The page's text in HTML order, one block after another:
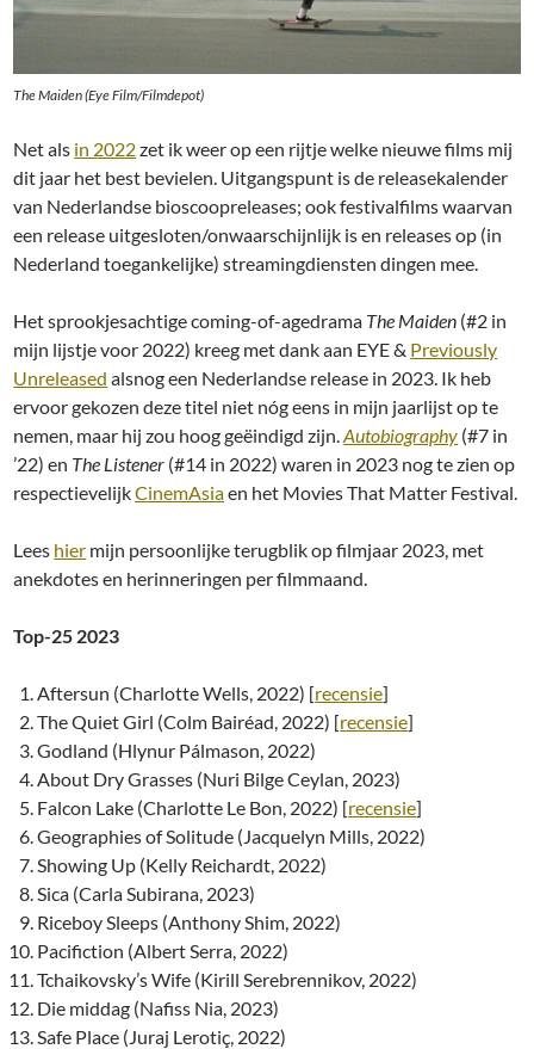
The Maiden (Eye Film/Filmdepot)
Net als in 2022zet ik weer op een rijtje welke nieuwe films mij
dit jaar het best bevielen. Uitgangspunt is de releasekalender
van Nederlandse bioscoopreleases; ook festivalfilms waarvan
een release uitgesloten/onwaarschijnlijk is en releases op (in
Nederland toegankelijke) streamingdiensten dingen mee.
Het sprookjesachtige coming-of-agedrama The Maiden (#2 in
mijn lijstje voor 2022) kreeg met dank aan EYE & Previously
Unreleased alsnog een Nederlandse release in 2023. Ik heb
ervoor gekozen deze titel niet nóg eens in mijn jaarlijst op te
nemen, maar hij zou hoog geëindigd zijn.Autobiography (#7 in
’22) en The Listener (#14 in 2022) waren in 2023 nog te zien op
respectievelijkCinemAsiaen het Movies That Matter Festival.
Lees hier mijn persoonlijke terugblik op filmjaar 2023, met
anekdotes en herinneringen per filmmaand.
Top-25 2023
Aftersun (Charlotte Wells, 2022) [recensie]
The Quiet Girl (Colm Bairéad, 2022) [recensie]
Godland (Hlynur Pálmason, 2022)
About Dry Grasses (Nuri Bilge Ceylan, 2023)
Falcon Lake (Charlotte Le Bon, 2022) [recensie]
Geographies of Solitude (Jacquelyn Mills, 2022)
Showing Up (Kelly Reichardt, 2022)
Sica (Carla Subirana, 2023)
Riceboy Sleeps (Anthony Shim, 2022)
Pacifiction (Albert Serra, 2022)
Tchaikovsky’s Wife (Kirill Serebrennikov, 2022)
Die middag (Nafiss Nia, 2023)
Safe Place (Juraj Lerotiç, 2022)